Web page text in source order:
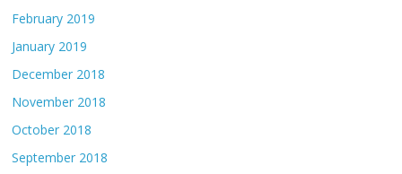
February 2019
January 2019
December 2018
November 2018
October 2018
September 2018